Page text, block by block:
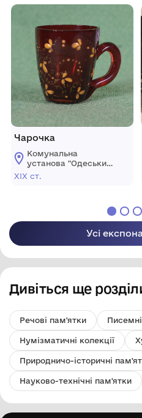
Чарочка
Комунальна
установа "Одеський
національний
ХІХ ст.
Усі
Дивіться ще
Речові пам'ятки
Нумізматичні колекції
Природничо-історичні
Науково-технічні пам'ятки